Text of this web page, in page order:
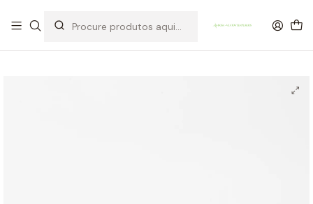
OFERTA DE PORTES DE ENVIO em compras para Portugal superiores a
80€ de artigos sem promoção